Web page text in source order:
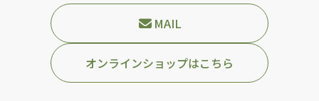
MAIL
オンラインショップはこちら